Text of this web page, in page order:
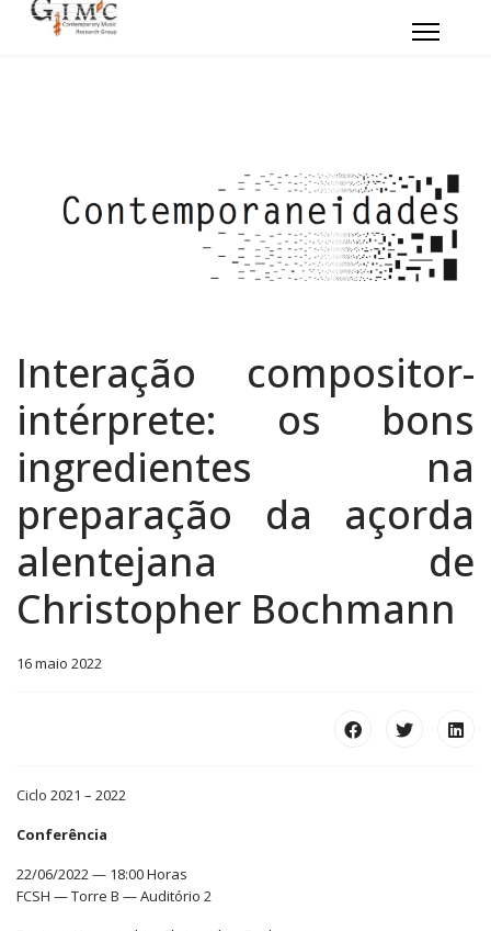
Interação compositor-
intérprete: os bons
ingredientes na
preparação da açorda
alentejana de
Christopher Bochmann
16 maio 2022
Ciclo 2021 – 2022
Conferência
22/06/2022 — 18:00 Horas
FCSH — Torre B — Auditório 2